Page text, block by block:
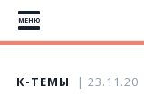
МЕНЮ
К-ТЕМЫ 23.11.20